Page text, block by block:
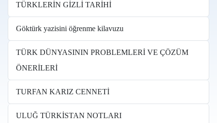
TÜRKLERİN GİZLİ TARİHİ
Göktürk yazisini öğrenme kilavuzu
TÜRK DÜNYASININ PROBLEMLERİ VE ÇÖZÜM
ÖNERİLERİ
TURFAN KARIZ CENNETİ
ULUĞ TÜRKİSTAN NOTLARI